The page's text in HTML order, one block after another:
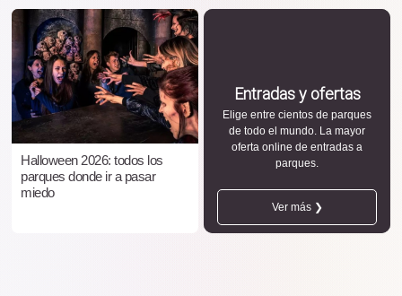
Halloween 2026: todos los
parques donde ir a pasar
miedo
Entradas y ofertas
Elige entre cientos de parques
de todo el mundo. La mayor
oferta online de entradas a
parques.
Ver más ❯